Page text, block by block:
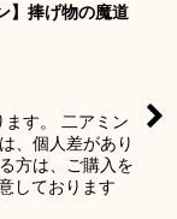
】捧げ物の魔道
す。 二アミン
、個人差があり
方は、ご購入を
しております